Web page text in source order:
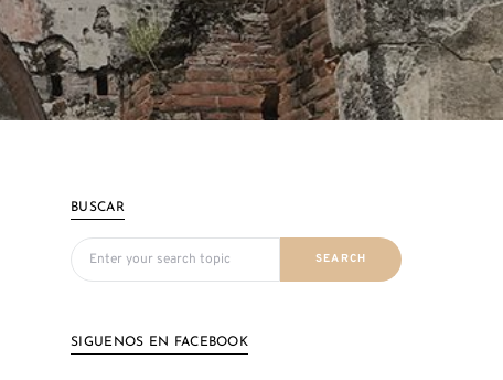
BUSCAR
Search for:
SEARCH
SIGUENOS EN FACEBOOK